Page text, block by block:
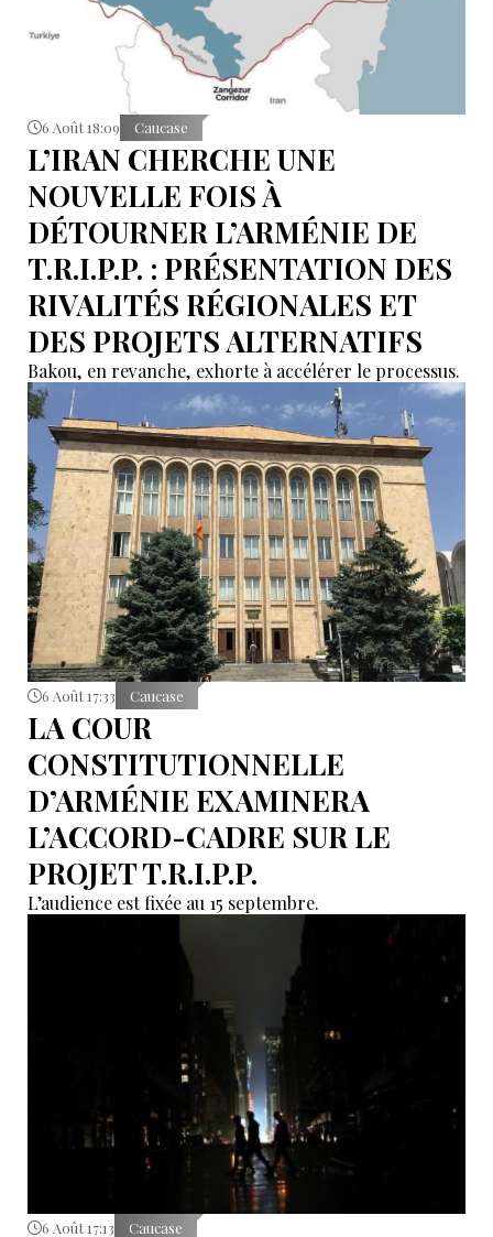
6 Août 18:09 Caucase
L’IRAN CHERCHE UNE
NOUVELLE FOIS À
DÉTOURNER L’ARMÉNIE DE
T.R.I.P.P. : PRÉSENTATION DES
RIVALITÉS RÉGIONALES ET
DES PROJETS ALTERNATIFS
Bakou, en revanche, exhorte à accélérer le processus.
6 Août 17:33 Caucase
LA COUR
CONSTITUTIONNELLE
D’ARMÉNIE EXAMINERA
L’ACCORD-CADRE SUR LE
PROJET T.R.I.P.P.
L’audience est fixée au 15 septembre.
6 Août 17:13 Caucase